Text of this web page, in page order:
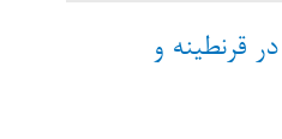
قرنطینه و